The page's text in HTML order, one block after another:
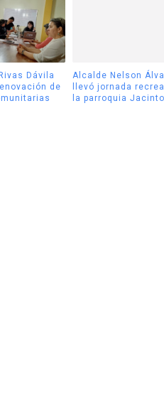
Dávila
de
Alcalde Nelson
llevó jornada
la parroquia